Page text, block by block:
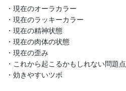
・現在のオーラカラー
・現在のラッキーカラー
・現在の精神状態
・現在の肉体の状態
・現在の歪み
・これから起こるかもしれない問題点
・効きやすいツボ